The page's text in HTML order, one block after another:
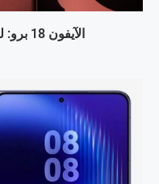
الآيفون 18 برو: لونٌ جديد يلوّن المستقبل.